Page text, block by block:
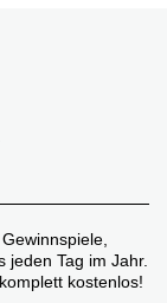
jeden Tag im Jahr.
kostenlos!